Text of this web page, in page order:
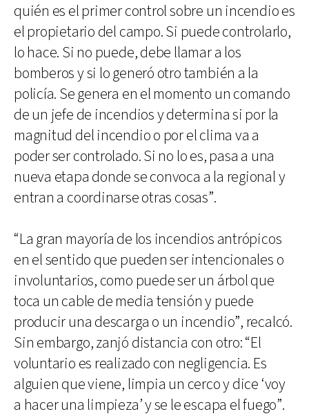
quién es el primer control sobre un incendio es
el propietario del campo. Si puede controlarlo,
lo hace. Si no puede, debe llamar a los
bomberos y si lo generó otro también a la
policía. Se genera en el momento un comando
de un jefe de incendios y determina si por la
magnitud del incendio o por el clima va a
poder ser controlado. Si no lo es, pasa a una
nueva etapa donde se convoca a la regional y
entran a coordinarse otras cosas”.
“La gran mayoría de los incendios antrópicos
en el sentido que pueden ser intencionales o
involuntarios, como puede ser un árbol que
toca un cable de media tensión y puede
producir una descarga o un incendio”, recalcó.
Sin embargo, zanjó distancia con otro: “El
voluntario es realizado con negligencia. Es
alguien que viene, limpia un cerco y dice ‘voy
a hacer una limpieza’ y se le escapa el fuego”.